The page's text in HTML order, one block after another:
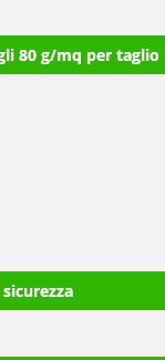
80 g/mq per taglio